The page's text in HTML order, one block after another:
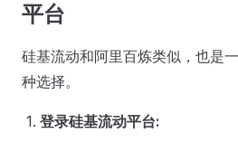
平台
硅基流动和阿里百炼类似，也是
种选择。
登录硅基流动平台: